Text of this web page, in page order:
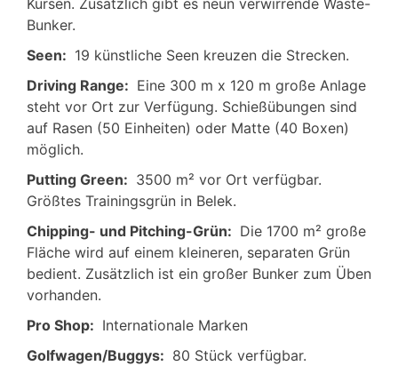
Bunker.
Seen: 19 künstliche Seen kreuzen die Strecken.
Driving Range: Eine 300 m x 120 m große Anlage
steht vor Ort zur Verfügung. Schießübungen sind
auf Rasen (50 Einheiten) oder Matte (40 Boxen)
möglich.
Putting Green: 3500 m² vor Ort verfügbar.
Größtes Trainingsgrün in Belek.
Chipping- und Pitching-Grün: Die 1700 m² große
Fläche wird auf einem kleineren, separaten Grün
bedient. Zusätzlich ist ein großer Bunker zum Üben
vorhanden.
Pro Shop: Internationale Marken
Golfwagen/Buggys: 80 Stück verfügbar.